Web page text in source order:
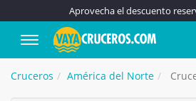
Aprovecha el descuento
Cruceros América del Norte